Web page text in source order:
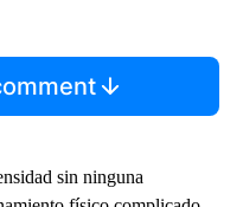
sin ninguna